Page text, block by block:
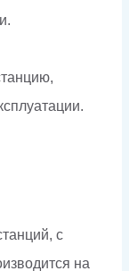
с
на